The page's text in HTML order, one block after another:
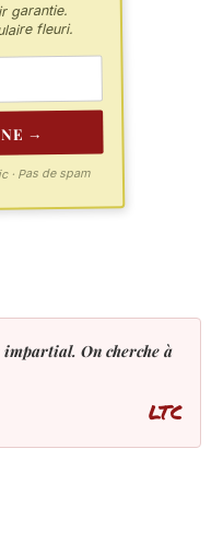
garantie.
fleuri.
→
· Pas de spam
impartial. On cherche à
LTC